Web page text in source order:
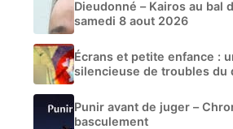
Dieudonné – Kairos au bal
samedi 8 aout 2026
Écrans et petite enfance :
silencieuse de troubles du
Punir avant de juger –
basculement